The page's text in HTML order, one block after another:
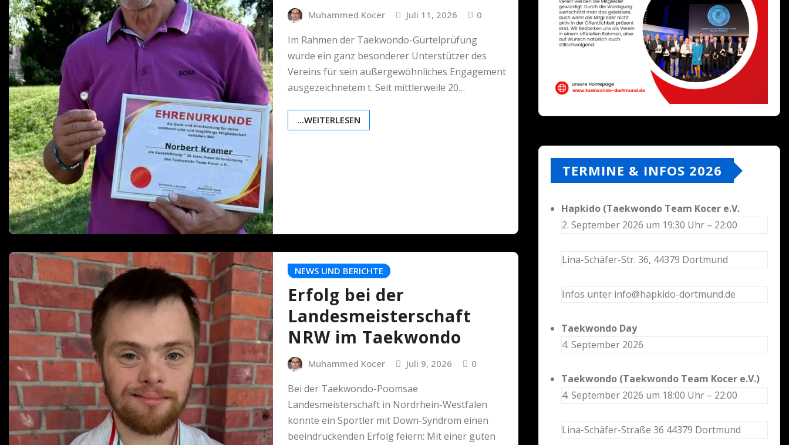
Muhammed Kocer Juli 11, 2026 0
Im Rahmen der Taekwondo-Gürtelprüfung
wurde ein ganz besonderer Unterstützer des
Vereins für sein außergewöhnliches Engagement
ausgezeichnetem t. Seit mittlerweile 20…
...WEITERLESEN
NEWS UND BERICHTE
Erfolg bei der
Landesmeisterschaft
NRW im Taekwondo
Muhammed Kocer Juli 9, 2026 0
Bei der Taekwondo-Poomsae
Landesmeisterschaft in Nordrhein-Westfalen
konnte ein Sportler mit Down-Syndrom einen
beeindruckenden Erfolg feiern: Mit einer guten
TERMINE & INFOS 2026
Hapkido (Taekwondo Team Kocer e.V.
2. September 2026 um 19:30 Uhr – 22:00
Lina-Schäfer-Str. 36, 44379 Dortmund
Infos unter info@hapkido-dortmund.de
Taekwondo Day
4. September 2026
Taekwondo (Taekwondo Team Kocer e.V.)
4. September 2026 um 18:00 Uhr – 22:00
Lina-Schäfer-Straße 36 44379 Dortmund